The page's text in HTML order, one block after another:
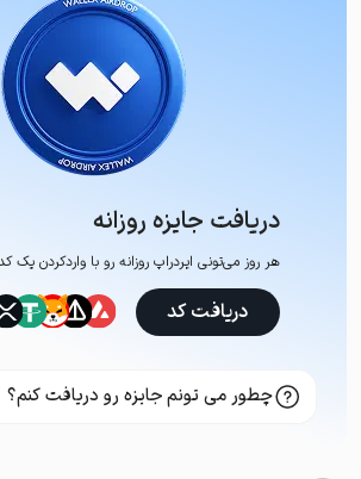
دریافت جایزه روزانه
هر روز می‌تونی ایردراپ روزانه رو با وارد‌کردن یک
دریافت کد
چطور می تونم جایزه رو دریافت کنم؟